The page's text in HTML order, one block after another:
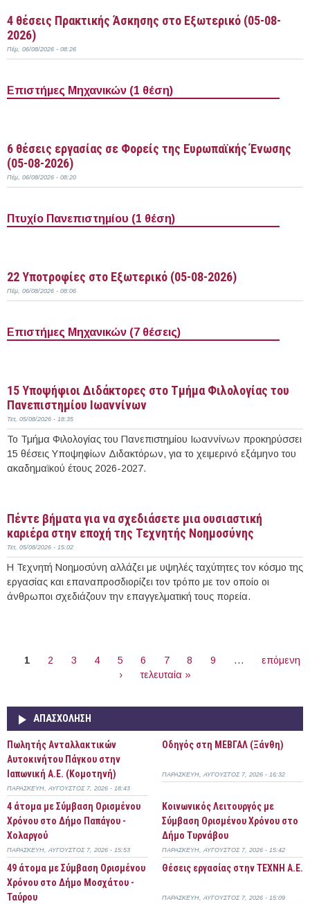
4 θέσεις Πρακτικής Άσκησης στο Εξωτερικό (05-08-
2026)
Πέμ, 06/08/2026 - 08:26
Επιστήμες Μηχανικών (1 θέση)
6 θέσεις εργασίας σε Φορείς της Ευρωπαϊκής Ένωσης
(05-08-2026)
Πέμ, 06/08/2026 - 08:20
Πτυχίο Πανεπιστημίου (1 θέση)
22 Υποτροφίες στο Εξωτερικό (05-08-2026)
Πέμ, 06/08/2026 - 08:06
Επιστήμες Μηχανικών (7 θέσεις)
15 Υποψήφιοι Διδάκτορες στο Τμήμα Φιλολογίας του
Πανεπιστημίου Ιωαννίνων
Τετ, 05/08/2026 - 18:35
Το Τμήμα Φιλολογίας του Πανεπιστημίου Ιωαννίνων προκηρύσσει
15 θέσεις Υποψηφίων Διδακτόρων, για το χειμερινό εξάμηνο του
ακαδημαϊκού έτους 2026-2027.
Πέντε βήματα για να σχεδιάσετε μια ουσιαστική
καριέρα στην εποχή της Τεχνητής Νοημοσύνης
Τετ, 05/08/2026 - 15:02
Η Τεχνητή Νοημοσύνη αλλάζει με υψηλές ταχύτητες τον κόσμο της
εργασίας και επαναπροσδιορίζει τον τρόπο με τον οποίο οι
άνθρωποι σχεδιάζουν την επαγγελματική τους πορεία.
1 2 3 4 5 6 7 8 9 …
επόμενη
›
τελευταία »
ΑΠΑΣΧΌΛΗΣΗ
Πωλητής Ανταλλακτικών
Αυτοκινήτου Πάγκου στην
Ιαπωνική Α.Ε. (Κομοτηνή)
ΠΑΡΑΣΚΕΥΉ, ΑΎΓΟΥΣΤΟΣ 7, 2026 - 18:43
Οδηγός στη ΜΕΒΓΑΛ (Ξάνθη)
ΠΑΡΑΣΚΕΥΉ, ΑΎΓΟΥΣΤΟΣ 7, 2026 - 16:32
4 άτομα με Σύμβαση Ορισμένου
Χρόνου στο Δήμο Παπάγου -
Χολαργού
ΠΑΡΑΣΚΕΥΉ, ΑΎΓΟΥΣΤΟΣ 7, 2026 - 15:53
Κοινωνικός Λειτουργός με
Σύμβαση Ορισμένου Χρόνου στο
Δήμο Τυρνάβου
ΠΑΡΑΣΚΕΥΉ, ΑΎΓΟΥΣΤΟΣ 7, 2026 - 15:42
49 άτομα με Σύμβαση Ορισμένου
Χρόνου στο Δήμο Μοσχάτου -
Ταύρου
Θέσεις εργασίας στην ΤΕΧΝΗ Α.Ε.
ΠΑΡΑΣΚΕΥΉ, ΑΎΓΟΥΣΤΟΣ 7, 2026 - 15:09